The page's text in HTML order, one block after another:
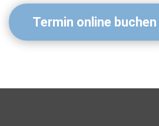
Termin online buchen